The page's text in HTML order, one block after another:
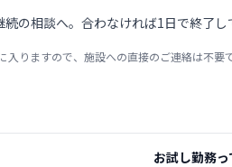
の相談へ。合わなければ1日で終了し
入りますので、施設への直接のご連絡は不要で
お試し勤務